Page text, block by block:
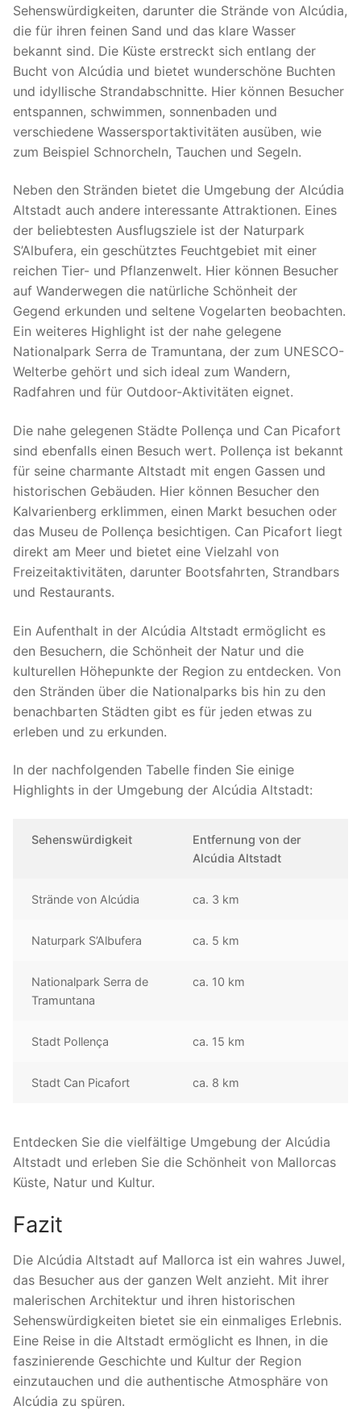
Sehenswürdigkeiten, darunter die Strände von Alcúdia,
die für ihren feinen Sand und das klare Wasser
bekannt sind. Die Küste erstreckt sich entlang der
Bucht von Alcúdia und bietet wunderschöne Buchten
und idyllische Strandabschnitte. Hier können Besucher
entspannen, schwimmen, sonnenbaden und
verschiedene Wassersportaktivitäten ausüben, wie
zum Beispiel Schnorcheln, Tauchen und Segeln.
Neben den Stränden bietet die Umgebung der Alcúdia
Altstadt auch andere interessante Attraktionen. Eines
der beliebtesten Ausflugsziele ist der Naturpark
S’Albufera, ein geschütztes Feuchtgebiet mit einer
reichen Tier- und Pflanzenwelt. Hier können Besucher
auf Wanderwegen die natürliche Schönheit der
Gegend erkunden und seltene Vogelarten beobachten.
Ein weiteres Highlight ist der nahe gelegene
Nationalpark Serra de Tramuntana, der zum UNESCO-
Welterbe gehört und sich ideal zum Wandern,
Radfahren und für Outdoor-Aktivitäten eignet.
Die nahe gelegenen Städte Pollença und Can Picafort
sind ebenfalls einen Besuch wert. Pollença ist bekannt
für seine charmante Altstadt mit engen Gassen und
historischen Gebäuden. Hier können Besucher den
Kalvarienberg erklimmen, einen Markt besuchen oder
das Museu de Pollença besichtigen. Can Picafort liegt
direkt am Meer und bietet eine Vielzahl von
Freizeitaktivitäten, darunter Bootsfahrten, Strandbars
und Restaurants.
Ein Aufenthalt in der Alcúdia Altstadt ermöglicht es
den Besuchern, die Schönheit der Natur und die
kulturellen Höhepunkte der Region zu entdecken. Von
den Stränden über die Nationalparks bis hin zu den
benachbarten Städten gibt es für jeden etwas zu
erleben und zu erkunden.
In der nachfolgenden Tabelle finden Sie einige
Highlights in der Umgebung der Alcúdia Altstadt:
Sehenswürdigkeit
Entfernung von der
Alcúdia Altstadt
Strände von Alcúdia ca. 3 km
Naturpark S’Albufera ca. 5 km
Nationalpark Serra de
Tramuntana
ca. 10 km
Stadt Pollença ca. 15 km
Stadt Can Picafort ca. 8 km
Entdecken Sie die vielfältige Umgebung der Alcúdia
Altstadt und erleben Sie die Schönheit von Mallorcas
Küste, Natur und Kultur.
Fazit
Die Alcúdia Altstadt auf Mallorca ist ein wahres Juwel,
das Besucher aus der ganzen Welt anzieht. Mit ihrer
malerischen Architektur und ihren historischen
Sehenswürdigkeiten bietet sie ein einmaliges Erlebnis.
Eine Reise in die Altstadt ermöglicht es Ihnen, in die
faszinierende Geschichte und Kultur der Region
einzutauchen und die authentische Atmosphäre von
Alcúdia zu spüren.